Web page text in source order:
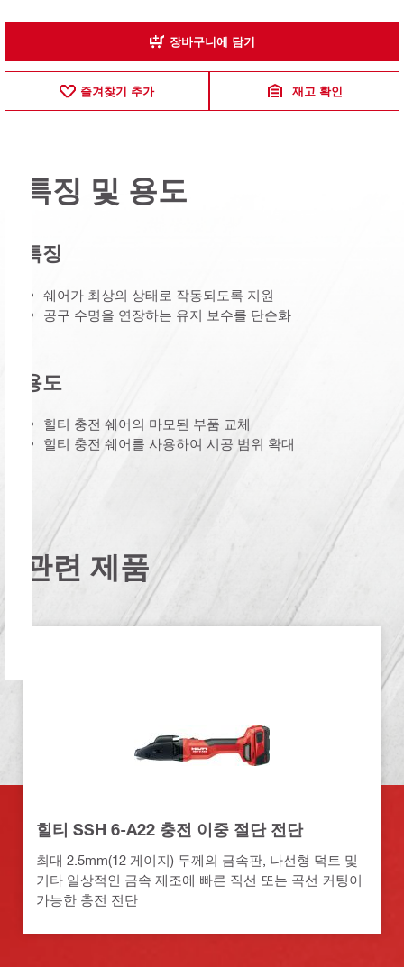
장바구니에 담기
즐겨찾기 추가 재고 확인
특징 및 용도
특징
쉐어가 최상의 상태로 작동되도록 지원
공구 수명을 연장하는 유지 보수를 단순화
용도
힐티 충전 쉐어의 마모된 부품 교체
힐티 충전 쉐어를 사용하여 시공 범위 확대
관련 제품
힐티 SSH 6-A22 충전 이중 절단 전단
최대 2.5mm(12 게이지) 두께의 금속판, 나선형 덕트 및
기타 일상적인 금속 제조에 빠른 직선 또는 곡선 커팅이
가능한 충전 전단